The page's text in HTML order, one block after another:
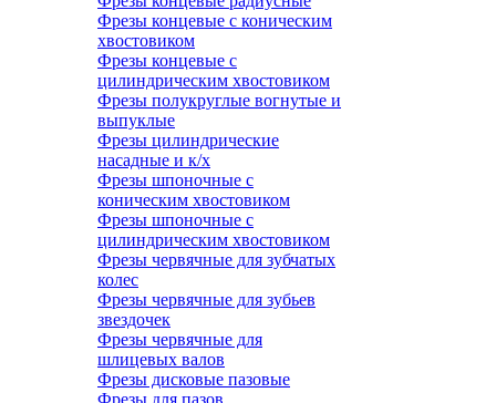
Фрезы концевые с коническим
хвостовиком
Фрезы концевые с
цилиндрическим хвостовиком
Фрезы полукруглые вогнутые и
выпуклые
Фрезы цилиндрические
насадные и к/х
Фрезы шпоночные с
коническим хвостовиком
Фрезы шпоночные с
цилиндрическим хвостовиком
Фрезы червячные для зубчатых
колес
Фрезы червячные для зубьев
звездочек
Фрезы червячные для
шлицевых валов
Фрезы дисковые пазовые
Фрезы для пазов